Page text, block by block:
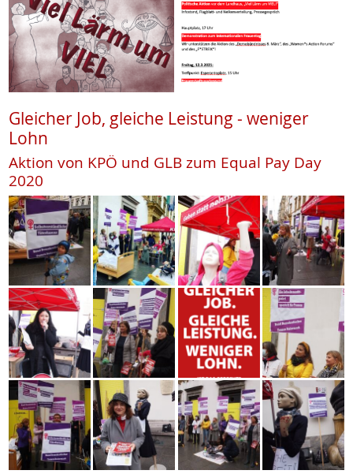
Gleicher Job, gleiche Leistung - weniger
Lohn
Aktion von KPÖ und GLB zum Equal Pay Day
2020